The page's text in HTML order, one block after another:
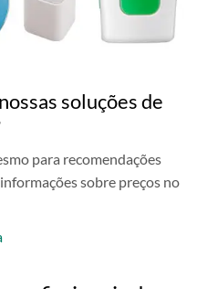
soluções de
para recomendações
sobre preços no